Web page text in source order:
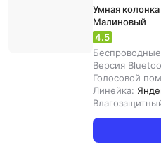
Умная
Малиновый
4.5
Версия
Голосовой
Линейка: